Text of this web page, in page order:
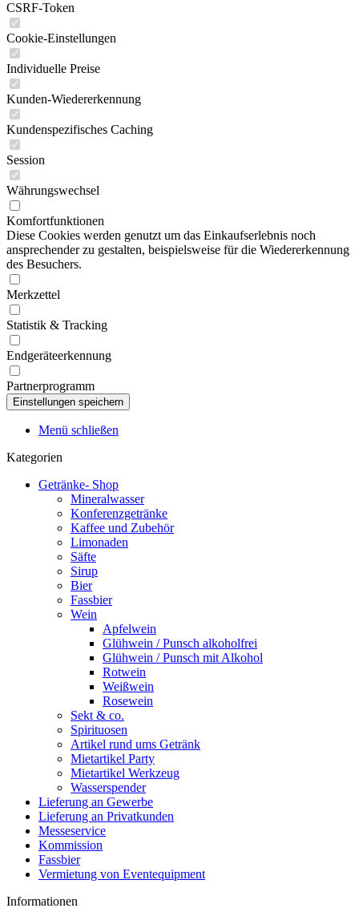
CSRF-Token
Cookie-Einstellungen
Individuelle Preise
Kunden-Wiedererkennung
Kundenspezifisches Caching
Session
Währungswechsel
Komfortfunktionen
Diese Cookies werden genutzt um das Einkaufserlebnis noch
ansprechender zu gestalten, beispielsweise für die Wiedererkennung
des Besuchers.
Merkzettel
Statistik & Tracking
Endgeräteerkennung
Partnerprogramm
Menü schließen
Kategorien
Getränke- Shop
Mineralwasser
Konferenzgetränke
Kaffee und Zubehör
Limonaden
Säfte
Sirup
Bier
Fassbier
Wein
Apfelwein
Glühwein / Punsch alkoholfrei
Glühwein / Punsch mit Alkohol
Rotwein
Weißwein
Rosewein
Sekt & co.
Spirituosen
Artikel rund ums Getränk
Mietartikel Party
Mietartikel Werkzeug
Wasserspender
Lieferung an Gewerbe
Lieferung an Privatkunden
Messeservice
Kommission
Fassbier
Vermietung von Eventequipment
Informationen